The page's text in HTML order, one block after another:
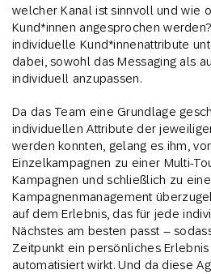
welcher Kanal ist sinnvoll und wie
Kund*innen angesprochen
individuelle Kund*innenattribute
dabei, sowohl das Messaging als
individuell anzupassen.
Da das Team eine Grundlage
individuellen Attribute der
werden konnten, gelang es ihm,
Einzelkampagnen zu einer Multi-
Kampagnen und schließlich zu
Kampagnenmanagement
auf dem Erlebnis, das für jede
Nächstes am besten passt –
Zeitpunkt ein persönliches
automatisiert wirkt. Und da diese